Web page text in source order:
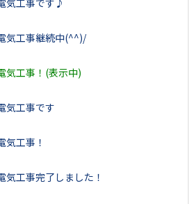
気工事です♪
気工事継続中(^^)/
気工事！(表示中)
気工事です
気工事！
気工事完了しました！